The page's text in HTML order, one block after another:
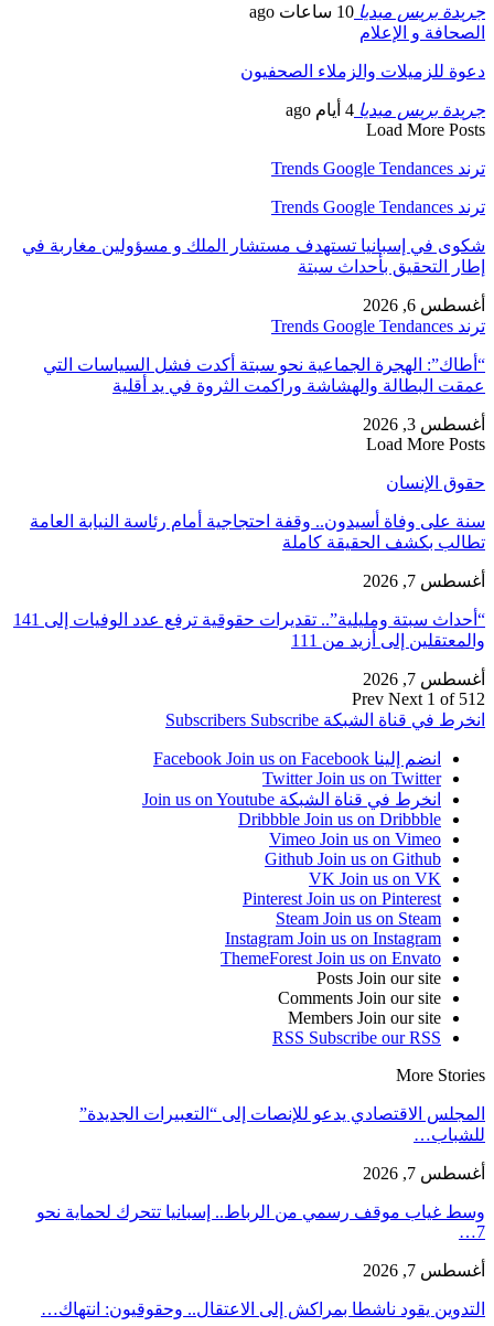
جريدة بريس ميديا 10 ساعات ago
الصحافة و الإعلام
دعوة للزميلات والزملاء الصحفيون
جريدة بريس ميديا 4 أيام ago
Load More Posts
ترند Trends Google Tendances
ترند Trends Google Tendances
شكوى في إسبانيا تستهدف مستشار الملك و مسؤولين مغاربة في
إطار التحقيق بأحداث سبتة
أغسطس 6, 2026
ترند Trends Google Tendances
“أطاك”: الهجرة الجماعية نحو سبتة أكدت فشل السياسات التي
عمقت البطالة والهشاشة وراكمت الثروة في يد أقلية
أغسطس 3, 2026
Load More Posts
حقوق الإنسان
سنة على وفاة أسيدون.. وقفة احتجاجية أمام رئاسة النيابة العامة
تطالب بكشف الحقيقة كاملة
أغسطس 7, 2026
“أحداث سبتة ومليلية”.. تقديرات حقوقية ترفع عدد الوفيات إلى 141
والمعتقلين إلى أزيد من 111
أغسطس 7, 2026
Prev Next 1 of 512
انخرط في قناة الشبكة
Subscribers Subscribe
انضم إلينا Facebook Join us on Facebook
Twitter Join us on Twitter
انخرط في قناة الشبكة Join us on Youtube
Dribbble Join us on Dribbble
Vimeo Join us on Vimeo
Github Join us on Github
VK Join us on VK
Pinterest Join us on Pinterest
Steam Join us on Steam
Instagram Join us on Instagram
ThemeForest Join us on Envato
Posts Join our site
Comments Join our site
Members Join our site
RSS Subscribe our RSS
More Stories
المجلس الاقتصادي يدعو للإنصات إلى “التعبيرات الجديدة”
للشباب…
أغسطس 7, 2026
وسط غياب موقف رسمي من الرباط.. إسبانيا تتحرك لحماية نحو
7…
أغسطس 7, 2026
التدوين يقود ناشطا بمراكش إلى الاعتقال.. وحقوقيون: انتهاك…